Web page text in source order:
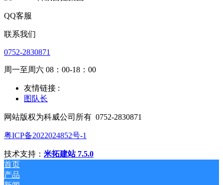
QQ客服
联系我们
0752-2830871
周一至周六 08：00-18：00
友情链接 :
图队长
网站版权为科威公司所有 0752-2830871
粤ICP备2022024852号-1
技术支持： 米拓建站 7.5.0
首页
产品